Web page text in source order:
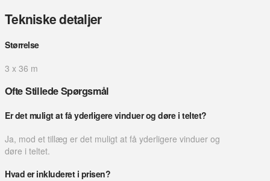
Tekniske detaljer
Størrelse
3 x 36 m
Ofte Stillede Spørgsmål
Er det muligt at få yderligere vinduer og døre i teltet?
Ja, mod et tillæg er det muligt at få yderligere vinduer og
døre i teltet.
Hvad er inkluderet i prisen?